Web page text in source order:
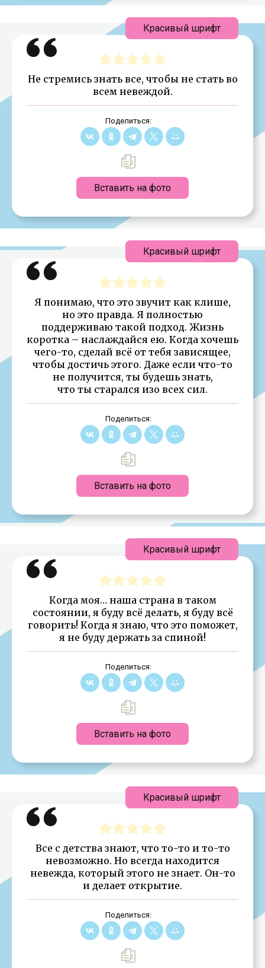
Не стремись знать все, чтобы не стать во
всем невеждой.
Поделиться:
Вставить на фото
Красивый шрифт
Я понимаю, что это звучит как клише,
но это правда. Я полностью
поддерживаю такой подход. Жизнь
коротка – наслаждайся ею. Когда хочешь
чего-то, сделай всё от тебя зависящее,
чтобы достичь этого. Даже если что-то
не получится, ты будешь знать,
что ты старался изо всех сил.
Поделиться:
Вставить на фото
Красивый шрифт
Когда моя… наша страна в таком
состоянии, я буду всё делать, я буду всё
говорить! Когда я знаю, что это поможет,
я не буду держать за спиной!
Поделиться:
Вставить на фото
Красивый шрифт
Все с детства знают, что то-то и то-то
невозможно. Но всегда находится
невежда, который этого не знает. Он-то
и делает открытие.
Поделиться:
Красивый шрифт